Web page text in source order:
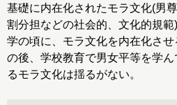
基礎に内在化されたモラ文化(男
割分担などの社会的、文化的規
学の頃に、モラ文化を内在化さ
の後、学校教育で男女平等を学
るモラ文化は揺るがない。